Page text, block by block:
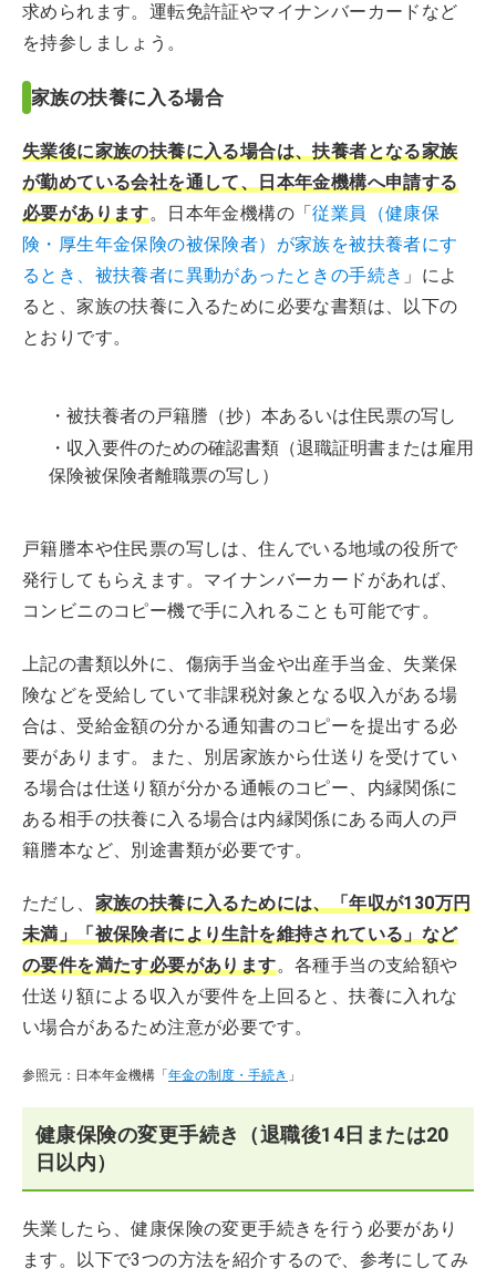
求められます。運転免許証やマイナンバーカードなど
を持参しましょう。
家族の扶養に入る場合
失業後に家族の扶養に入る場合は、扶養者となる家族
が勤めている会社を通して、日本年金機構へ申請する
必要があります。日本年金機構の「従業員（健康保
険・厚生年金保険の被保険者）が家族を被扶養者にす
るとき、被扶養者に異動があったときの手続き 」によ
ると、家族の扶養に入るために必要な書類は、以下の
とおりです。
・被扶養者の戸籍謄（抄）本あるいは住民票の写し
・収入要件のための確認書類（退職証明書または雇用
保険被保険者離職票の写し）
戸籍謄本や住民票の写しは、住んでいる地域の役所で
発行してもらえます。マイナンバーカードがあれば、
コンビニのコピー機で手に入れることも可能です。
上記の書類以外に、傷病手当金や出産手当金、失業保
険などを受給していて非課税対象となる収入がある場
合は、受給金額の分かる通知書のコピーを提出する必
要があります。また、別居家族から仕送りを受けてい
る場合は仕送り額が分かる通帳のコピー、内縁関係に
ある相手の扶養に入る場合は内縁関係にある両人の戸
籍謄本など、別途書類が必要です。
ただし、 家族の扶養に入るためには、「年収が130万円
未満」「被保険者により生計を維持されている」など
の要件を満たす必要があります。各種手当の支給額や
仕送り額による収入が要件を上回ると、扶養に入れな
い場合があるため注意が必要です。
参照元：日本年金機構「 年金の制度・手続き 」
健康保険の変更手続き（退職後14日または20
日以内）
失業したら、健康保険の変更手続きを行う必要があり
ます。以下で3つの方法を紹介するので、参考にしてみ